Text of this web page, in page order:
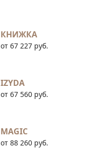
КНИЖКА
от 67 227 руб.
IZYDA
от 67 560 руб.
MAGIC
от 88 260 руб.